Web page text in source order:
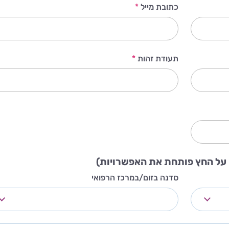
כתובת מייל *
תעודת זהות *
על החץ פותחת את האפשרויות)
סדנה בזום/במרכז הרפואי